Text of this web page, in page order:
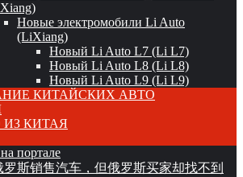
Новые электромобили Li Auto
(LiXiang)
Новый Li Auto L7 (Li L7)
Новый Li Auto L8 (Li L8)
Новый Li Auto L9 (Li L9)
КИТАЙСКИХ АВТО
ИЗ КИТАЯ
портале
罗斯销售汽车，但俄罗斯买家却找不到